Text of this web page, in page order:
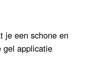
je een schone en
gel applicatie